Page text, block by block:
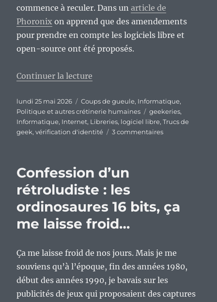
commence à reculer. Dans unarticle de
Phoronix on apprend que des amendements
pour prendre en compte les logiciels libre et
open-source ont été proposés.
Continuer la lecture
Publié
le
lundi 25 mai 2026 Catégories
Coups de gueule, Informatique,
Politique et autres crétinerie humaines
Étiquettes
geekeries,
Informatique, Internet, Libreries, logiciel libre,Trucs de
geek,vérification d'identité 3 commentairessur
l’âge,
le
vengeance.
Confession d’un
rétroludiste : les
ordinosaures 16 bits, ça
me laisse froid…
Ça me laisse froid de nos jours. Mais je me
souviens qu’à l’époque, fin des années 1980,
début des années 1990, je bavais sur les
publicités de jeux qui proposaient des captures